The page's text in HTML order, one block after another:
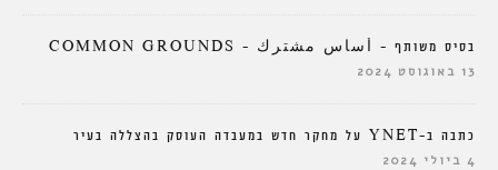
בסיס משותף – أساس مشترك – COMMON GROUNDS
13 באוגוסט 2024
כתבה ב-YNET על מחקר חדש במעבדה העוסק בהצללה בעיר
4 ביולי 2024